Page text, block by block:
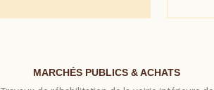
MARCHÉS PUBLICS & ACHATS